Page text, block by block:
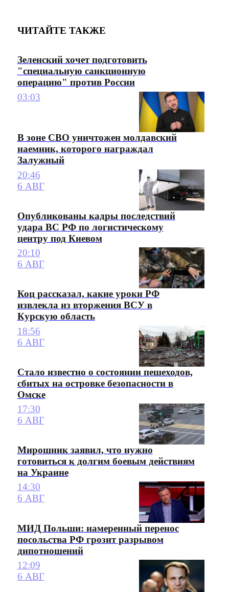
ЧИТАЙТЕ ТАКЖЕ
Зеленский хочет подготовить
"специальную санкционную
операцию" против России
03:03
В зоне СВО уничтожен молдавский
наемник, которого награждал
Залужный
20:46
6 АВГ
Опубликованы кадры последствий
удара ВС РФ по логистическому
центру под Киевом
20:10
6 АВГ
Коц рассказал, какие уроки РФ
извлекла из вторжения ВСУ в
Курскую область
18:56
6 АВГ
Стало известно о состоянии пешеходов,
сбитых на островке безопасности в
Омске
17:30
6 АВГ
Мирошник заявил, что нужно
готовиться к долгим боевым действиям
на Украине
14:30
6 АВГ
МИД Польши: намеренный перенос
посольства РФ грозит разрывом
дипотношений
12:09
6 АВГ